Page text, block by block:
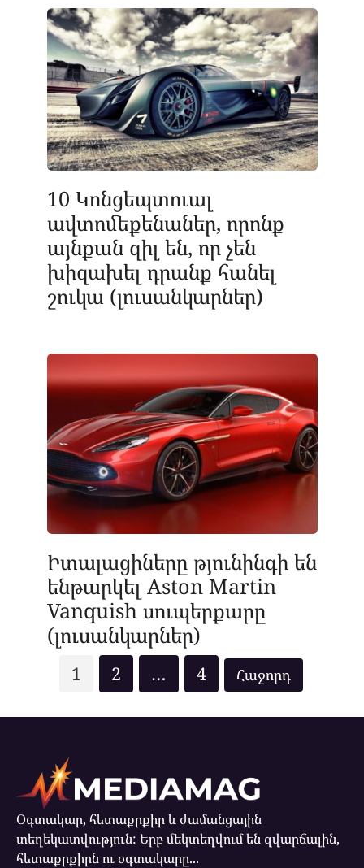
10 Կոնցեպտուալ
ավտոմեքենաներ, որոնք
այնքան զիլ են, որ չեն
խիզախել դրանք հանել
շուկա (լուսանկարներ)
Իտալացիները թյունինգի են
ենթարկել Aston Martin
Vanquish սուպերքարը
(լուսանկարներ)
1 2 … 4
Օգտակար, հետաքրքիր և ժամանցային
տեղեկատվություն: Երբ մեկտեղվում են զվարճալին,
հետաքրքիրն ու օգտակարը...